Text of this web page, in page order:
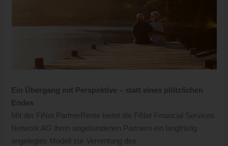
Ein Übergang mit Perspektive – statt eines plötzlichen
Endes
Mit der FiNet PartnerRente bietet die FiNet Financial Services
Network AG ihren angebundenen Partnern ein langfristig
angelegtes Modell zur Verrentung des